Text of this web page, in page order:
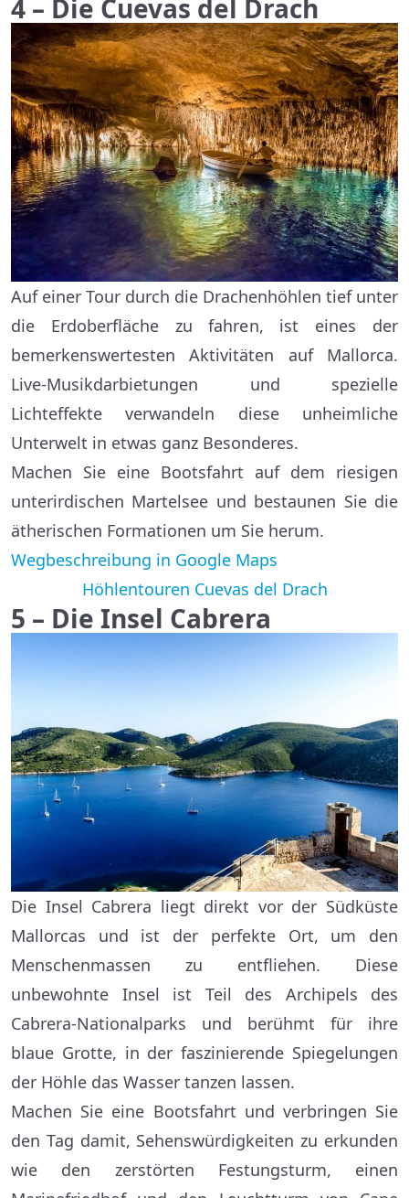
4 – Die Cuevas del Drach
Auf einer Tour durch die Drachenhöhlen tief unter
die Erdoberfläche zu fahren, ist eines der
bemerkenswertesten Aktivitäten auf Mallorca.
Live-Musikdarbietungen und spezielle
Lichteffekte verwandeln diese unheimliche
Unterwelt in etwas ganz Besonderes.
Machen Sie eine Bootsfahrt auf dem riesigen
unterirdischen Martelsee und bestaunen Sie die
ätherischen Formationen um Sie herum.
Wegbeschreibung in Google Maps
Höhlentouren Cuevas del Drach
5 – Die Insel Cabrera
Die Insel Cabrera liegt direkt vor der Südküste
Mallorcas und ist der perfekte Ort, um den
Menschenmassen zu entfliehen. Diese
unbewohnte Insel ist Teil des Archipels des
Cabrera-Nationalparks und berühmt für ihre
blaue Grotte, in der faszinierende Spiegelungen
der Höhle das Wasser tanzen lassen.
Machen Sie eine Bootsfahrt und verbringen Sie
den Tag damit, Sehenswürdigkeiten zu erkunden
wie den zerstörten Festungsturm, einen